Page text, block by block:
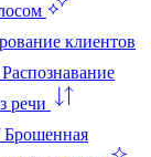
клиентов
Распознавание
речи
Брошенная